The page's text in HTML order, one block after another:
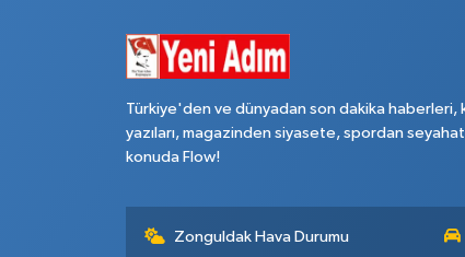
Türkiye'den ve dünyadan son dakika haberleri,
yazıları, magazinden siyasete, spordan
konuda Flow!
Zonguldak Hava Durumu